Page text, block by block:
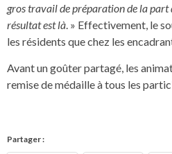
gros travail de préparation de la part
résultat est là . » Effectivement, le
les résidents que chez les
Avant un goûter partagé, les
remise de médaille à tous les
Partager :